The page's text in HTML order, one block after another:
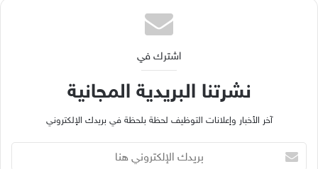
اشترك في
نشرتنا البريدية المجانية
آخر الأخبار وإعلانات التوظيف لحظة بلحظة في بريدك الإلكتروني